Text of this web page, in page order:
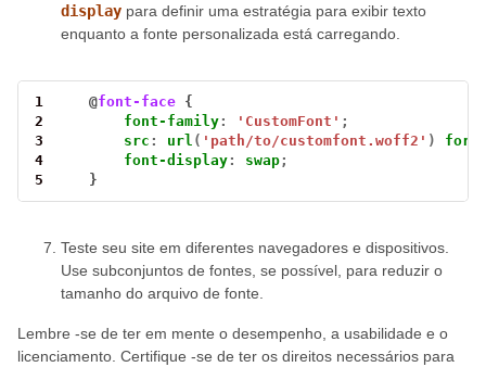
display para definir uma estratégia para exibir texto
enquanto a fonte personalizada está carregando.
1
    @
font-face
2
font-family: 'CustomFont' ;
3
src : url ( 'path/to/customfont.woff2' )
4
font-display: swap;
5
    }
Teste seu site em diferentes navegadores e dispositivos.
Use subconjuntos de fontes, se possível, para reduzir o
tamanho do arquivo de fonte.
Lembre -se de ter em mente o desempenho, a usabilidade e o
licenciamento. Certifique -se de ter os direitos necessários para